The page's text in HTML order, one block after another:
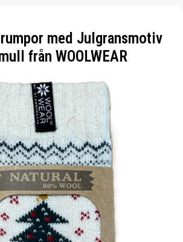
med Julgransmotiv
från WOOLWEAR